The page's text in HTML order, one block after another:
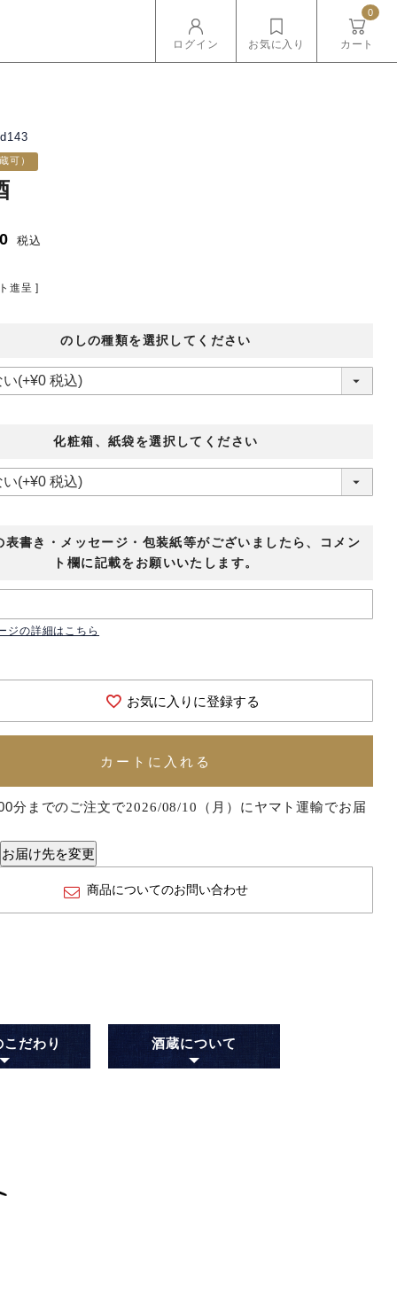
ログイン お気に入り
0
カート
可）
税込
進呈 ]
のしの種類を選択してください
化粧箱、紙袋を選択してください
表書き・メッセージ・包装紙等がございましたら、コメン
ト欄に記載をお願いいたします。
ジの詳細はこちら
お気に入りに登録する
カートに入れる
分 までのご注文で2026/08/10（月） に ヤマト運輸でお届
お届け先を変更
商品についてのお問い合わせ
だわり 酒蔵について